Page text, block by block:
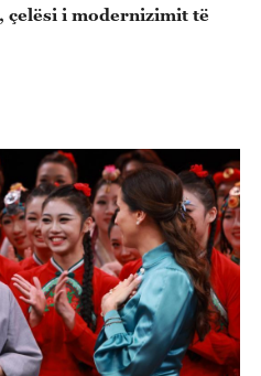
i modernizimit të